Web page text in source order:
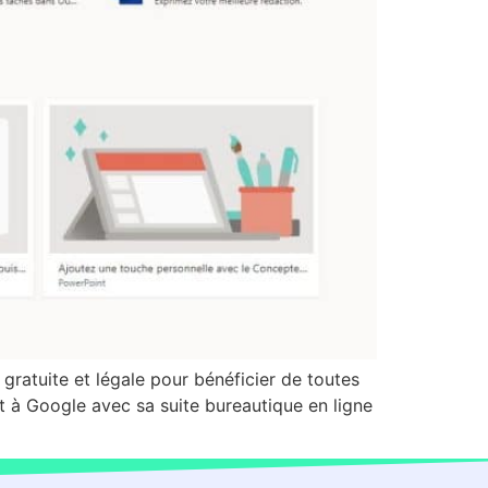
et légale pour bénéficier de toutes
Google avec sa suite bureautique en ligne